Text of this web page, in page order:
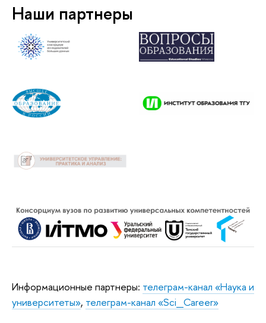
Наши партнеры
Информационные партнеры: телеграм-канал «Наука и
университеты», телеграм-канал «Sci_Career»